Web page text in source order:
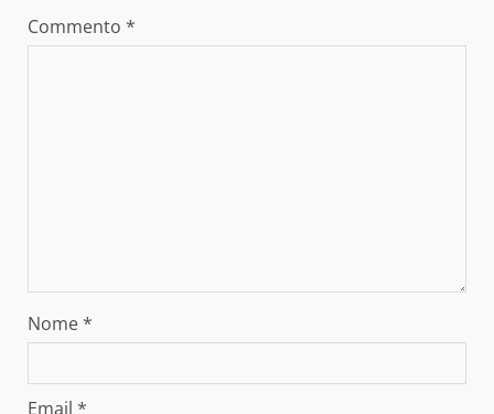
Commento *
Nome*
Email *